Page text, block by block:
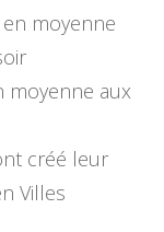
moyenne
moyenne aux
créé leur
Villes